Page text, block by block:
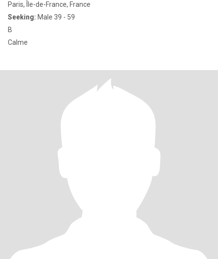
Paris, Île-de-France, France
Seeking: Male 39 - 59
B
Calme